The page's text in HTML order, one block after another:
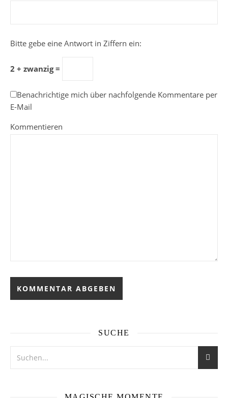
Bitte gebe eine Antwort in Ziffern ein:
2 + zwanzig =
Benachrichtige mich über nachfolgende Kommentare per
E-Mail
Kommentieren
SUCHE